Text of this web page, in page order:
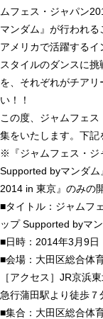
ムフェス・ジャパン
マンダム』が行われる
アメリカで活躍する
スタイルのダンスに
を、それぞれがチア
い！！
この度、ジャムフェ
集をいたします。下記
※『ジャムフェス・
Supported byマンダ
2014 in 東京』のみの
■タイトル：ジャムフ
ップ Supported byマ
■日時：2014年3月9日
■会場：大田区総合体
［アクセス］JR京
急行蒲田駅より徒歩７
■集合：大田区総合体